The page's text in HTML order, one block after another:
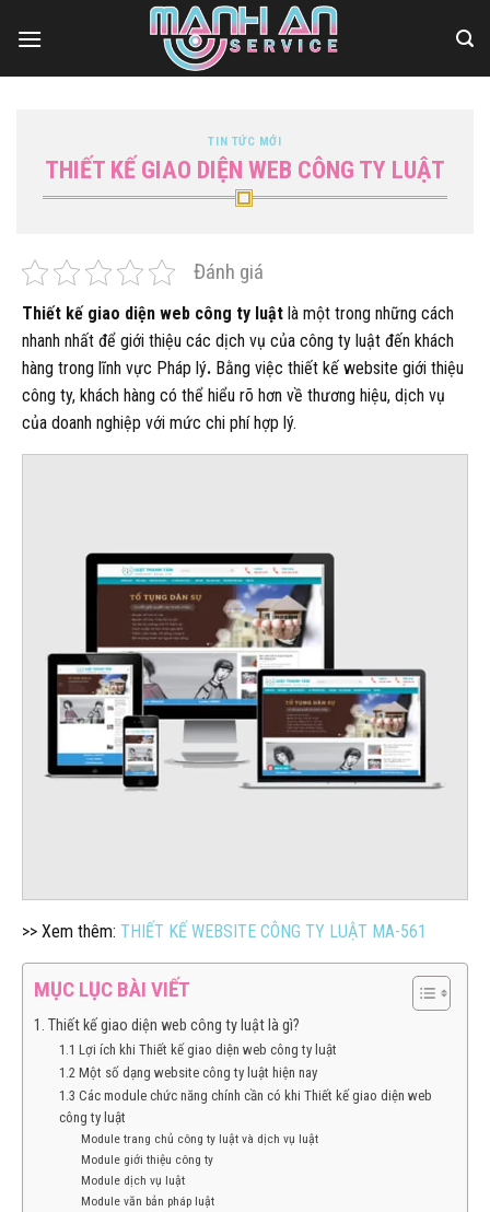
qua
TIN TỨC MỚI
THIẾT KẾ GIAO DIỆN WEB CÔNG TY LUẬT
Đánh giá
Thiết kế giao diện web công ty luật là một trong những cách
nhanh nhất để giới thiệu các dịch vụ của công ty luật đến khách
hàng trong lĩnh vực Pháp lý. Bằng việc thiết kế website giới thiệu
công ty, khách hàng có thể hiểu rõ hơn về thương hiệu, dịch vụ
của doanh nghiệp với mức chi phí hợp lý.
>> Xem thêm: THIẾT KẾ WEBSITE CÔNG TY LUẬT MA-561
MỤC LỤC BÀI VIẾT
1. Thiết kế giao diện web công ty luật là gì?
1.1 Lợi ích khi Thiết kế giao diện web công ty luật
1.2 Một số dạng website công ty luật hiện nay
1.3 Các module chức năng chính cần có khi Thiết kế giao diện web
công ty luật
Module trang chủ công ty luật và dịch vụ luật
Module giới thiệu công ty
Module dịch vụ luật
Module văn bản pháp luật